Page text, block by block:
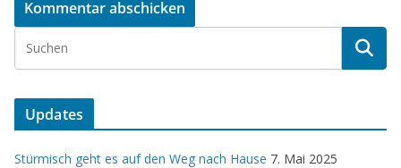
Updates
Stürmisch geht es auf den Weg nach Hause 7. Mai 2025